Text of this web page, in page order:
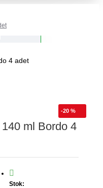
-20 %
ml Bordo 4
Stok: